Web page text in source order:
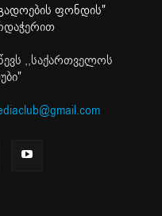
ფონდის"
,,საქართველოს